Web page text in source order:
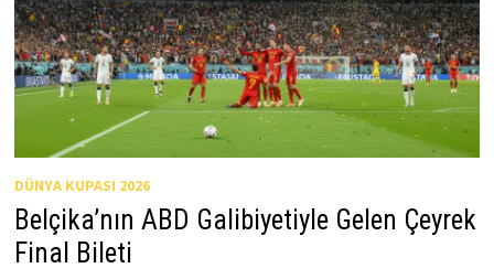
DÜNYA KUPASI 2026
Belçika’nın ABD Galibiyetiyle Gelen Çeyrek
Final Bileti